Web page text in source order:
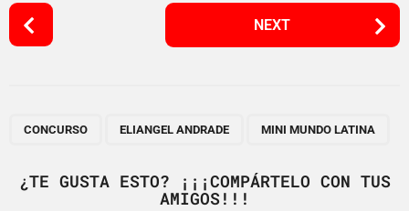
P
o
NEXT
CONCURSO ELIANGEL ANDRADE MINI MUNDO LATINA
¿TE GUSTA ESTO? ¡¡¡COMPÁRTELO CON TUS
AMIGOS!!!